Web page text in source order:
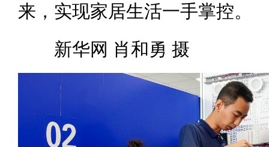
来，实现家居生活一手掌控。
新华网 肖和勇 摄